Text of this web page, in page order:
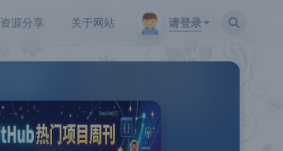
资源分享 关于网站 请登录